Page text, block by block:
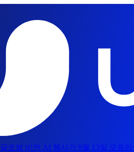
글로벌 비전 AI 행사가 9월 13일 오프